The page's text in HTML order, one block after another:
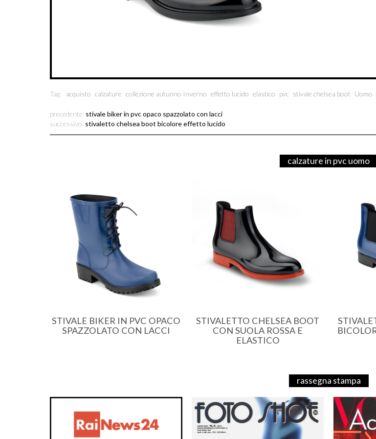
Tag: acquisto calzature collezione autunno Inverno effetto lucido elastico pvc stivale chelsea boot Uomo
precedente: stivale biker in pvc opaco spazzolato con lacci
successivo: stivaletto chelsea boot bicolore effetto lucido
calzature in pvc uomo
STIVALE BIKER IN PVC OPACO
SPAZZOLATO CON LACCI
STIVALETTO CHELSEA BOOT
CON SUOLA ROSSA E
ELASTICO
rassegna stampa